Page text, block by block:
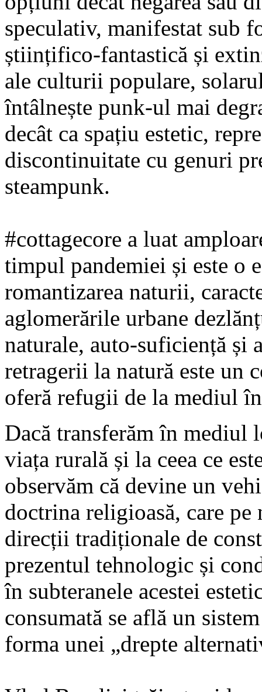
speculativ, manifestat sub
științifico-fantastică și
ale culturii populare,
întâlnește punk-ul mai
decât ca spațiu estetic,
discontinuitate cu genuri
steampunk.
#cottagecore a luat
timpul pandemiei și este o
romantizarea naturii,
aglomerările urbane
naturale, auto-suficiență și
retragerii la natură este un
oferă refugii de la mediul
Dacă transferăm în mediul
viața rurală și la ceea ce
observăm că devine un
doctrina religioasă, care pe
direcții tradiționale de
prezentul tehnologic și
în subteranele acestei
consumată se află un
forma unei „drepte